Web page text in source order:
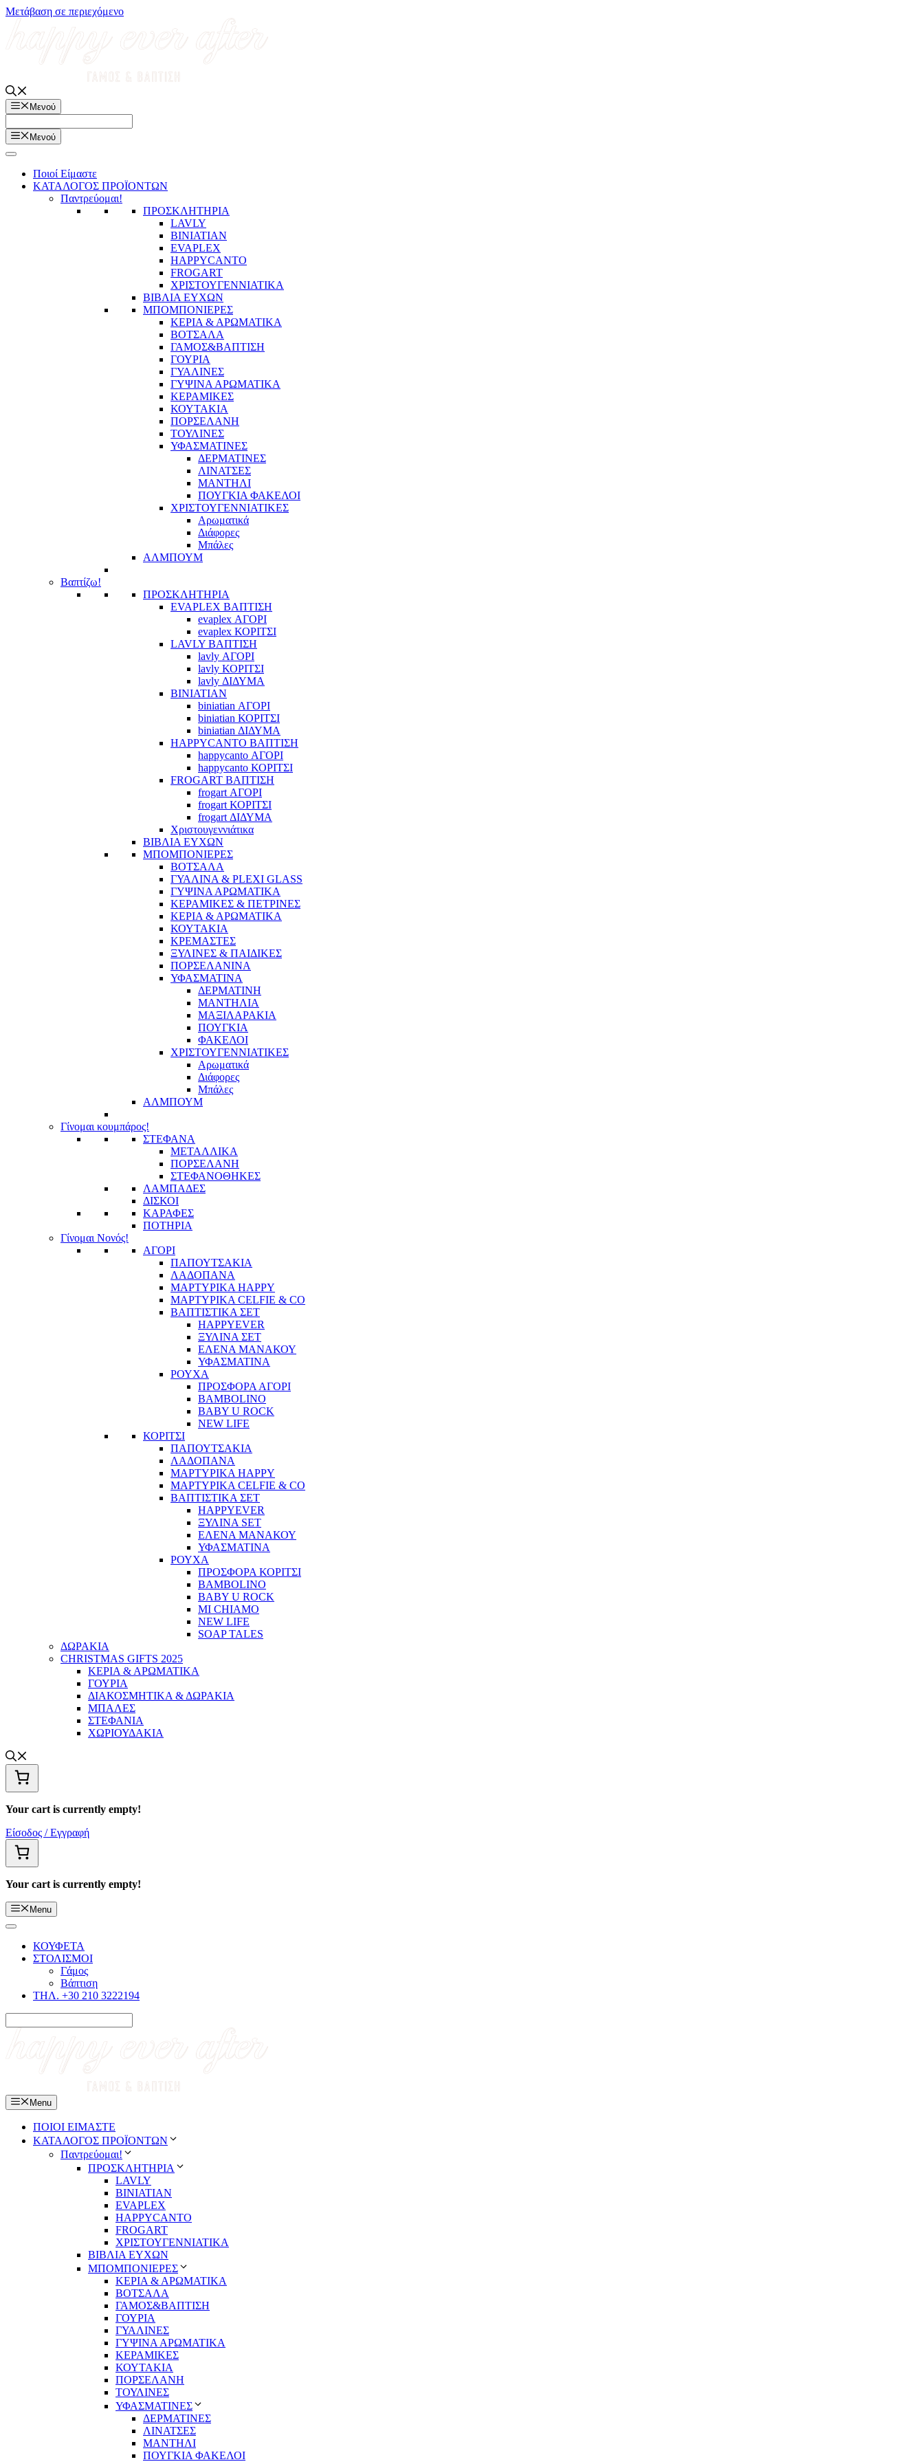
Μετάβαση σε περιεχόμενο
Μενού
Μενού
Ποιοί Είμαστε
ΚΑΤΑΛΟΓΟΣ ΠΡΟΪΟΝΤΩΝ
Παντρεύομαι!
ΠΡΟΣΚΛΗΤΗΡΙΑ
LAVLY
BINIATIAN
EVAPLEX
HAPPYCANTO
FROGART
ΧΡΙΣΤΟΥΓΕΝΝΙΑΤΙΚΑ
ΒΙΒΛΙΑ ΕΥΧΩΝ
ΜΠΟΜΠΟΝΙΕΡΕΣ
ΚΕΡΙΑ & ΑΡΩΜΑΤΙΚΑ
ΒΟΤΣΑΛΑ
ΓΑΜΟΣ&ΒΑΠΤΙΣΗ
ΓΟΥΡΙΑ
ΓΥΑΛΙΝΕΣ
ΓΥΨΙΝΑ ΑΡΩΜΑΤΙΚΑ
ΚΕΡΑΜΙΚΕΣ
ΚΟΥΤΑΚΙΑ
ΠΟΡΣΕΛΑΝΗ
ΤΟΥΛΙΝΕΣ
ΥΦΑΣΜΑΤΙΝΕΣ
ΔΕΡΜΑΤΙΝΕΣ
ΛΙΝΑΤΣΕΣ
ΜΑΝΤΗΛΙ
ΠΟΥΓΚΙΑ ΦΑΚΕΛΟΙ
ΧΡΙΣΤΟΥΓΕΝΝΙΑΤΙΚΕΣ
Αρωματικά
Διάφορες
Μπάλες
ΑΛΜΠΟΥΜ
Βαπτίζω!
ΠΡΟΣΚΛΗΤΗΡΙΑ
EVAPLEX ΒΑΠΤΙΣΗ
evaplex ΑΓΟΡΙ
evaplex ΚΟΡΙΤΣΙ
LAVLY ΒΑΠΤΙΣΗ
lavly ΑΓΟΡΙ
lavly ΚΟΡΙΤΣΙ
lavly ΔΙΔΥΜΑ
BINIATIAN
biniatian ΑΓΟΡΙ
biniatian ΚΟΡΙΤΣΙ
biniatian ΔΙΔΥΜΑ
HAPPYCANTO ΒΑΠΤΙΣΗ
happycanto ΑΓΟΡΙ
happycanto ΚΟΡΙΤΣΙ
FROGART ΒΑΠΤΙΣΗ
frogart ΑΓΟΡΙ
frogart ΚΟΡΙΤΣΙ
frogart ΔΙΔΥΜΑ
Χριστουγεννιάτικα
ΒΙΒΛΙΑ ΕΥΧΩΝ
ΜΠΟΜΠΟΝΙΕΡΕΣ
ΒΟΤΣΑΛΑ
ΓΥΑΛΙΝΑ & PLEXI GLASS
ΓΥΨΙΝΑ ΑΡΩΜΑΤΙΚΑ
ΚΕΡΑΜΙΚΕΣ & ΠΕΤΡΙΝΕΣ
ΚΕΡΙΑ & ΑΡΩΜΑΤΙΚΑ
ΚΟΥΤΑΚΙΑ
ΚΡΕΜΑΣΤΕΣ
ΞΥΛΙΝΕΣ & ΠΑΙΔΙΚΕΣ
ΠΟΡΣΕΛΑΝΙΝΑ
ΥΦΑΣΜΑΤΙΝA
ΔΕΡΜΑΤΙΝΗ
ΜΑΝΤΗΛΙΑ
ΜΑΞΙΛΑΡΑΚΙΑ
ΠΟΥΓΚΙΑ
ΦΑΚΕΛΟΙ
ΧΡΙΣΤΟΥΓΕΝΝΙΑΤΙΚΕΣ
Αρωματικά
Διάφορες
Μπάλες
ΑΛΜΠΟΥΜ
Γίνομαι κουμπάρος!
ΣΤΕΦΑΝΑ
ΜΕΤΑΛΛΙΚΑ
ΠΟΡΣΕΛΑΝΗ
ΣΤΕΦΑΝΟΘΗΚΕΣ
ΛΑΜΠΑΔΕΣ
ΔΙΣΚΟΙ
ΚΑΡΑΦΕΣ
ΠΟΤΗΡΙΑ
Γίνομαι Νονός!
ΑΓΟΡΙ
ΠΑΠΟΥΤΣΑΚΙΑ
ΛΑΔΟΠΑΝΑ
ΜΑΡΤΥΡΙΚΑ HAPPY
ΜΑΡΤΥΡΙΚΑ CELFIE & CO
ΒΑΠΤΙΣΤΙΚΑ ΣΕΤ
HAPPYEVER
ΞΥΛΙΝΑ ΣΕΤ
ΕΛΕΝΑ ΜΑΝΑΚΟΥ
ΥΦΑΣΜΑΤΙΝΑ
ΡΟΥΧΑ
ΠΡΟΣΦΟΡΑ ΑΓΟΡΙ
BAMBOLINO
BABY U ROCK
NEW LIFE
ΚΟΡΙΤΣΙ
ΠΑΠΟΥΤΣΑΚΙΑ
ΛΑΔΟΠΑΝΑ
ΜΑΡΤΥΡΙΚΑ HAPPY
ΜΑΡΤΥΡΙΚΑ CELFIE & CO
ΒΑΠΤΙΣΤΙΚΑ ΣΕΤ
HAPPYEVER
ΞΥΛΙΝΑ SET
ΕΛΕΝΑ ΜΑΝΑΚΟΥ
ΥΦΑΣΜΑΤΙΝΑ
ΡΟΥΧΑ
ΠΡΟΣΦΟΡΑ ΚΟΡΙΤΣΙ
BAMBOLINO
BABY U ROCK
MI CHIAMO
NEW LIFE
SOAP TALES
ΔΩΡΑΚΙΑ
CHRISTMAS GIFTS 2025
ΚΕΡΙΑ & ΑΡΩΜΑΤΙΚΑ
ΓΟΥΡΙΑ
ΔΙΑΚΟΣΜΗΤΙΚΑ & ΔΩΡΑΚΙΑ
ΜΠΑΛΕΣ
ΣΤΕΦΑΝΙΑ
ΧΩΡΙΟΥΔΑΚΙΑ
Your cart is currently empty!
Είσοδος / Εγγραφή
Your cart is currently empty!
Menu
ΚΟΥΦΕΤΑ
ΣΤΟΛΙΣΜΟΙ
Γάμος
Βάπτιση
ΤΗΛ. +30 210 3222194
Menu
ΠΟΙΟΙ ΕΙΜΑΣΤΕ
ΚΑΤΑΛΟΓΟΣ ΠΡΟΪΟΝΤΩΝ
Παντρεύομαι!
ΠΡΟΣΚΛΗΤΗΡΙΑ
LAVLY
BINIATIAN
EVAPLEX
HAPPYCANTO
FROGART
ΧΡΙΣΤΟΥΓΕΝΝΙΑΤΙΚΑ
ΒΙΒΛΙΑ ΕΥΧΩΝ
ΜΠΟΜΠΟΝΙΕΡΕΣ
ΚΕΡΙΑ & ΑΡΩΜΑΤΙΚΑ
ΒΟΤΣΑΛΑ
ΓΑΜΟΣ&ΒΑΠΤΙΣΗ
ΓΟΥΡΙΑ
ΓΥΑΛΙΝΕΣ
ΓΥΨΙΝΑ ΑΡΩΜΑΤΙΚΑ
ΚΕΡΑΜΙΚΕΣ
ΚΟΥΤΑΚΙΑ
ΠΟΡΣΕΛΑΝΗ
ΤΟΥΛΙΝΕΣ
ΥΦΑΣΜΑΤΙΝΕΣ
ΔΕΡΜΑΤΙΝΕΣ
ΛΙΝΑΤΣΕΣ
ΜΑΝΤΗΛΙ
ΠΟΥΓΚΙΑ ΦΑΚΕΛΟΙ